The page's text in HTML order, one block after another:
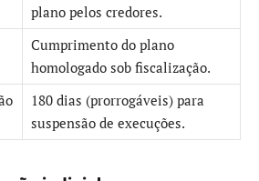
plano pelos credores.
Cumprimento do plano
homologado sob fiscalização.
180 dias (prorrogáveis) para
suspensão de execuções.